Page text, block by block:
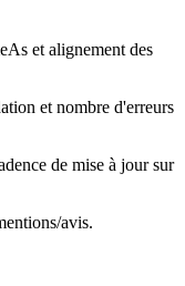
et alignement des
et nombre d'erreurs
de mise à jour sur
avis.